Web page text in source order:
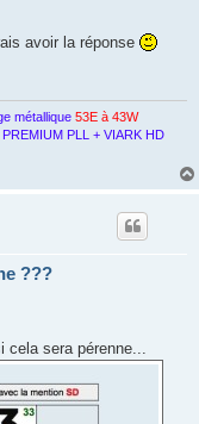
avoir la réponse
métallique 53E à 43W
PLL + VIARK HD
???
cela sera pérenne...